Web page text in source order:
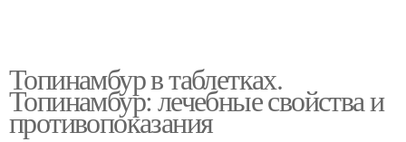
Топинамбур в таблетках.
Топинамбур: лечебные свойства и
противопоказания